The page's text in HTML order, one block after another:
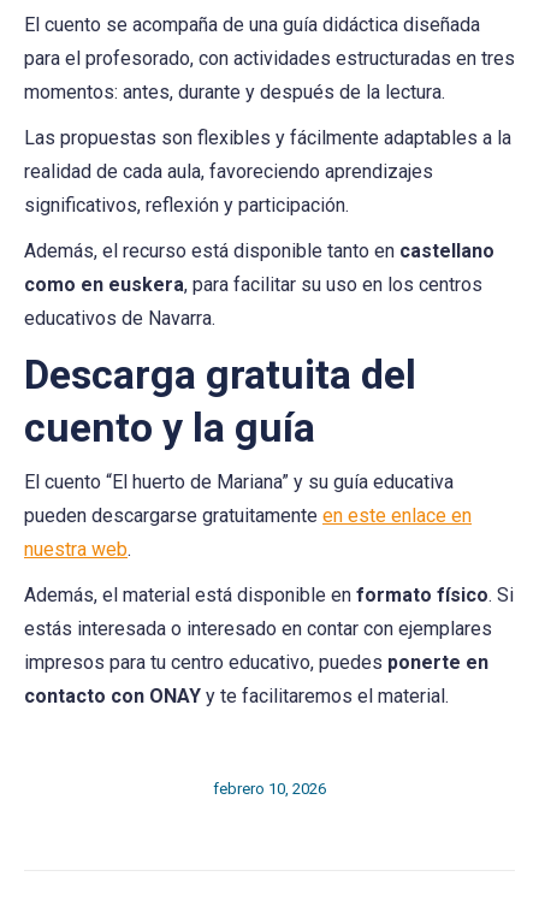
El cuento se acompaña de una guía didáctica diseñada
para el profesorado, con actividades estructuradas en tres
momentos: antes, durante y después de la lectura.
Las propuestas son flexibles y fácilmente adaptables a la
realidad de cada aula, favoreciendo aprendizajes
significativos, reflexión y participación.
Además, el recurso está disponible tanto en castellano
como en euskera, para facilitar su uso en los centros
educativos de Navarra.
Descarga gratuita del
cuento y la guía
El cuento “El huerto de Mariana” y su guía educativa
pueden descargarse gratuitamente en este enlace en
nuestra web.
Además, el material está disponible en formato físico. Si
estás interesada o interesado en contar con ejemplares
impresos para tu centro educativo, puedes ponerte en
contacto con ONAY y te facilitaremos el material.
febrero 10, 2026